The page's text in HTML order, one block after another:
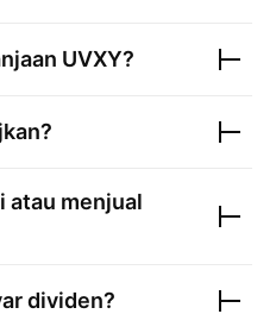
UVXY?
atau menjual
dividen?